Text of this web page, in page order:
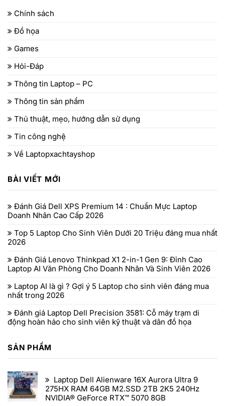
Chính sách
Đồ họa
Games
Hỏi-Đáp
Thông tin Laptop – PC
Thông tin sản phẩm
Thủ thuật, mẹo, hướng dẫn sử dụng
Tin công nghệ
Về Laptopxachtayshop
BÀI VIẾT MỚI
Đánh Giá Dell XPS Premium 14 : Chuẩn Mực Laptop
Doanh Nhân Cao Cấp 2026
Top 5 Laptop Cho Sinh Viên Dưới 20 Triệu đáng mua nhất
2026
Đánh Giá Lenovo Thinkpad X1 2-in-1 Gen 9: Đỉnh Cao
Laptop AI Văn Phòng Cho Doanh Nhân Và Sinh Viên 2026
Laptop AI là gì ? Gợi ý 5 Laptop cho sinh viên đáng mua
nhất trong 2026
Đánh giá Laptop Dell Precision 3581: Cỗ máy trạm di
động hoàn hảo cho sinh viên kỹ thuật và dân đồ họa
SẢN PHẨM
Laptop Dell Alienware 16X Aurora Ultra 9
275HX RAM 64GB M2.SSD 2TB 2K5 240Hz
NVIDIA® GeForce RTX™ 5070 8GB